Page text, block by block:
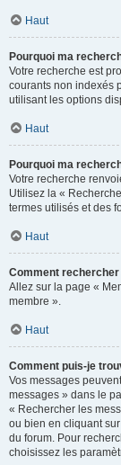
Haut
Pourquoi ma
Votre recherche est
courants non indexés
utilisant les options
Haut
Pourquoi ma
Votre recherche
Utilisez la «
termes utilisés et des
Haut
Comment
Allez sur la page «
membre ».
Haut
Comment puis-je
Vos messages
messages » dans le
« Rechercher les
ou bien en cliquant
du forum. Pour
choisissez les